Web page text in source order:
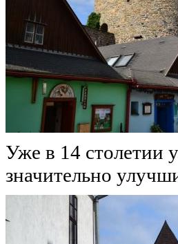
Уже в 14 столетии
значительно